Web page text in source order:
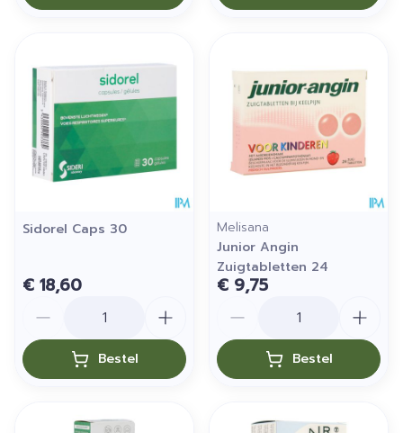
Sidorel Caps 30
€ 18,60
Bestel
Melisana
Junior Angin
Zuigtabletten 24
€ 9,75
Bestel